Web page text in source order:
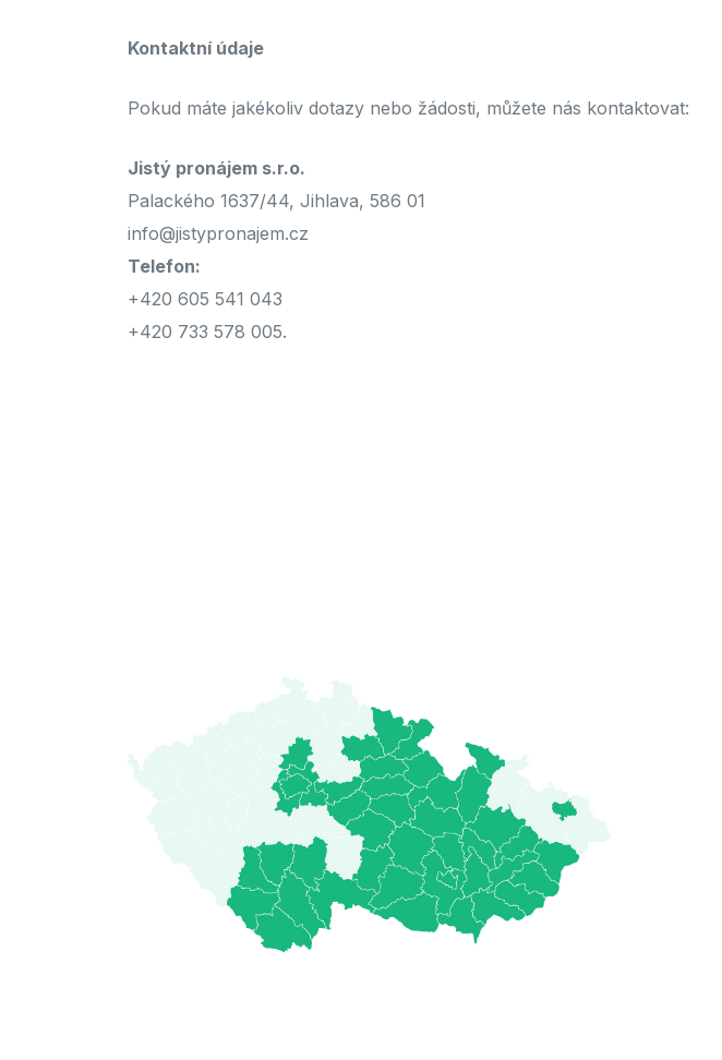
Kontaktní údaje
Pokud máte jakékoliv dotazy nebo žádosti, můžete nás kontaktovat:
Jistý pronájem s.r.o.
Palackého 1637/44, Jihlava, 586 01
info@jistypronajem.cz
Telefon:
+420 605 541 043
+420 733 578 005.